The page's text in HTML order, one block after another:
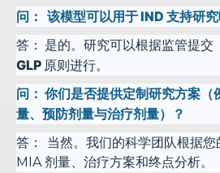
问： 该模型可以用于 IND 支持研究
答： 是的。研究可以根据监管提交
GLP 原则进行。
问： 你们是否提供定制研究方案（
量、预防剂量与治疗剂量）？
答： 当然。我们的科学团队根据
MIA 剂量、治疗方案和终点分析。